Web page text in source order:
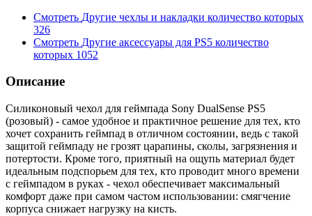
Смотреть Другие чехлы и накладки количество которых
326
Смотреть Другие аксессуары для PS5 количество
которых 1052
Описание
Силиконовый чехол для геймпада Sony DualSense PS5
(розовый) - самое удобное и практичное решение для тех, кто
хочет сохранить геймпад в отличном состоянии, ведь с такой
защитой геймпаду не грозят царапины, сколы, загрязнения и
потертости. Кроме того, приятный на ощупь материал будет
идеальным подспорьем для тех, кто проводит много времени
с геймпадом в руках - чехол обеспечивает максимальный
комфорт даже при самом частом использовании: смягчение
корпуса снижает нагрузку на кисть.